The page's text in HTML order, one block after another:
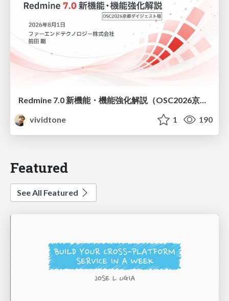
vividtone
1 190
Featured
See All Featured